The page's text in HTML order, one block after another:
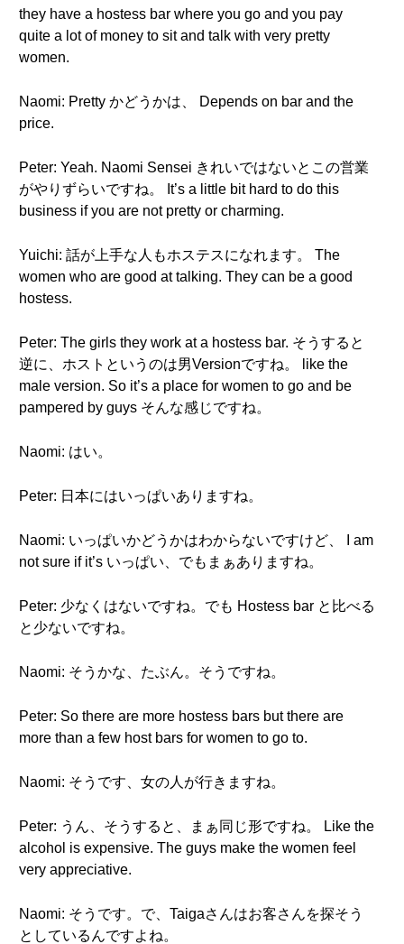
they have a hostess bar where you go and you pay
quite a lot of money to sit and talk with very pretty
women.
Naomi: Pretty かどうかは、 Depends on bar and the
price.
Peter: Yeah. Naomi Sensei きれいではないとこの営業
がやりずらいですね。 It’s a little bit hard to do this
business if you are not pretty or charming.
Yuichi: 話が上手な人もホステスになれます。 The
women who are good at talking. They can be a good
hostess.
Peter: The girls they work at a hostess bar. そうすると
逆に、ホストというのは男Versionですね。 like the
male version. So it’s a place for women to go and be
pampered by guys そんな感じですね。
Naomi: はい。
Peter: 日本にはいっぱいありますね。
Naomi: いっぱいかどうかはわからないですけど、 I am
not sure if it’s いっぱい、でもまぁありますね。
Peter: 少なくはないですね。でも Hostess bar と比べる
と少ないですね。
Naomi: そうかな、たぶん。そうですね。
Peter: So there are more hostess bars but there are
more than a few host bars for women to go to.
Naomi: そうです、女の人が行きますね。
Peter: うん、そうすると、まぁ同じ形ですね。 Like the
alcohol is expensive. The guys make the women feel
very appreciative.
Naomi: そうです。で、Taigaさんはお客さんを探そう
としているんですよね。